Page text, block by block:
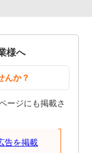
様へ
んか？
ージにも掲載さ
告を掲載